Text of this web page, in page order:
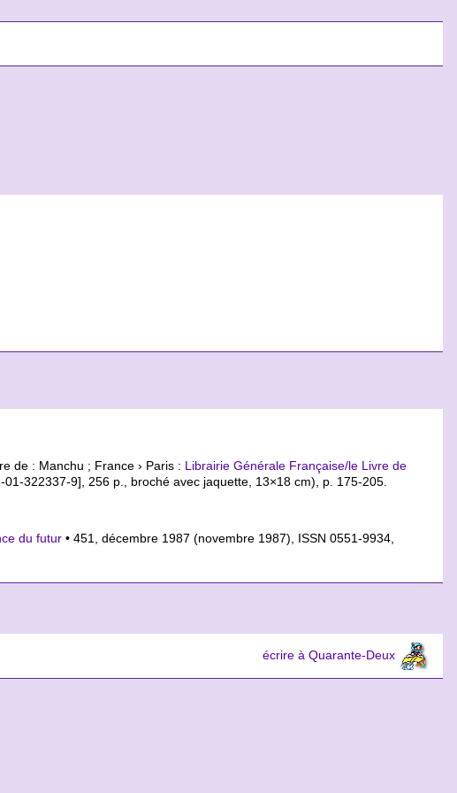
de : Manchu ; France › Paris : Librairie Générale Française/le Livre de
01-322337-9] , 256 p., broché avec jaquette, 13×18 cm), p. 175-205.
du futur • 451, décembre 1987 (novembre 1987), ISSN 0551-9934,
écrire à Quarante-Deux